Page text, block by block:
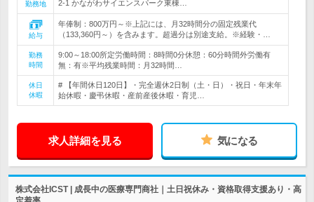
勤務地
2-1 かながわサイエンスパーク東棟…
給与
年俸制：800万円～※上記には、月32時間分の固定残業代
（133,360円～）を含みます。超過分は別途支給。※経験・…
勤務
時間
9:00～18:00所定労働時間：8時間0分休憩：60分時間外労働有
無：有※平均残業時間：月32時間…
休日
休暇
# 【年間休日120日】・完全週休2日制（土・日）・祝日・年末年
始休暇・慶弔休暇・産前産後休暇・育児…
求人詳細を見る 気になる
株式会社ICST | 成長中の医療専門商社｜土日祝休み・資格取得支援あり・高